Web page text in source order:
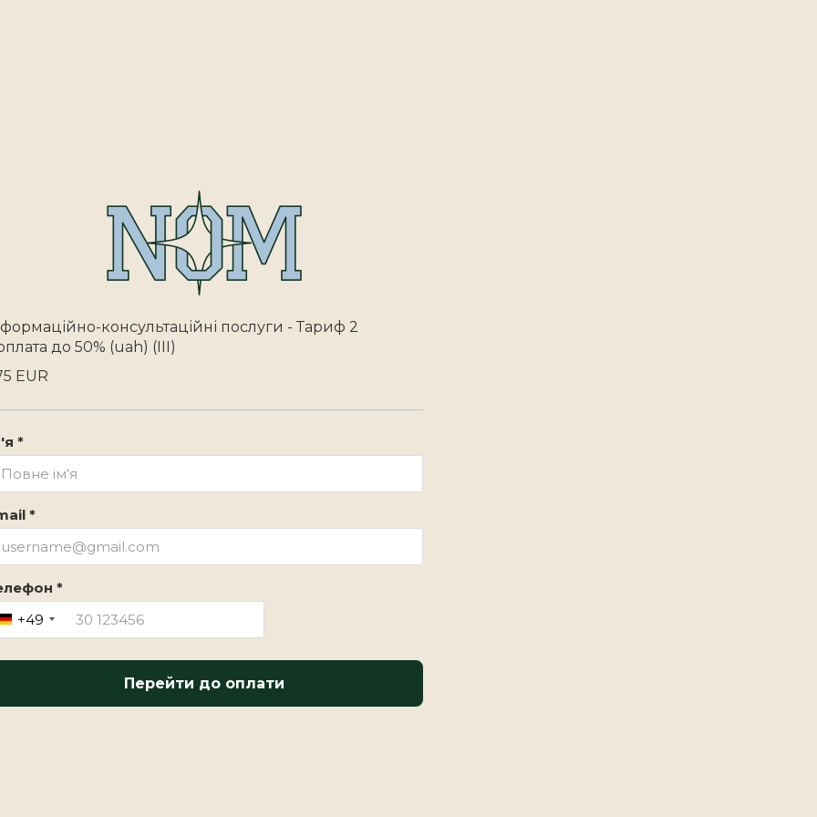
консультаційні послуги - Тариф 2
до 50% (uah) (III)
EUR
*
*
*
+49
Перейти до оплати